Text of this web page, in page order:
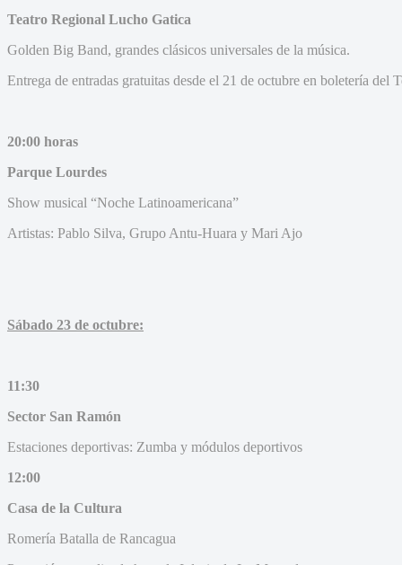
Teatro Regional Lucho Gatica
Golden Big Band, grandes clásicos universales de la música.
Entrega de entradas gratuitas desde el 21 de octubre en boletería del
20:00 horas
Parque Lourdes
Show musical “Noche Latinoamericana”
Artistas: Pablo Silva, Grupo Antu-Huara y Mari Ajo
Sábado 23 de octubre:
11:30
Sector San Ramón
Estaciones deportivas: Zumba y módulos deportivos
12:00
Casa de la Cultura
Romería Batalla de Rancagua